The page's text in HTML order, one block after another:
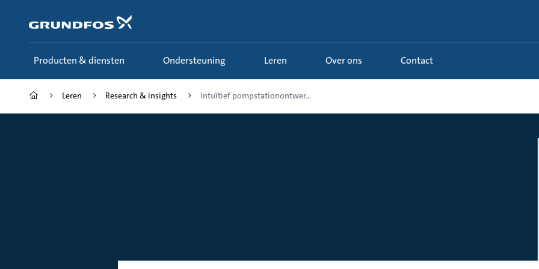
hoofdinhoud
Producten & diensten Ondersteuning Leren Over ons Contact
Leren Research & insights Intuïtief pompstationontwer...